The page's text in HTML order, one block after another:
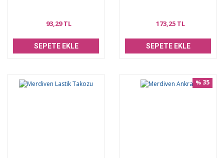
93,29 TL
SEPETE EKLE
173,25 TL
SEPETE EKLE
% 35